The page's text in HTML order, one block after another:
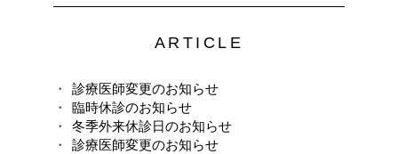
ARTICLE
診療医師変更のお知らせ
臨時休診のお知らせ
冬季外来休診日のお知らせ
診療医師変更のお知らせ